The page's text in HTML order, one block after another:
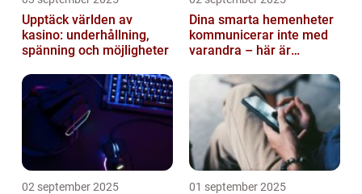
Upptäck världen av
kasino: underhållning,
spänning och möjligheter
Dina smarta hemenheter
kommunicerar inte med
varandra – här är
02 september 2025 01 september 2025